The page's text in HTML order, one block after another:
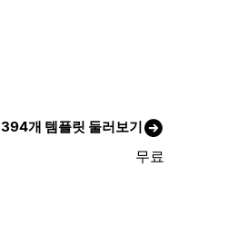
394개 템플릿 둘러보기
무료